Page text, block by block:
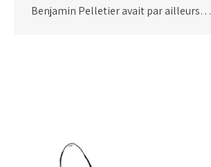
Benjamin Pelletier avait par ailleurs…